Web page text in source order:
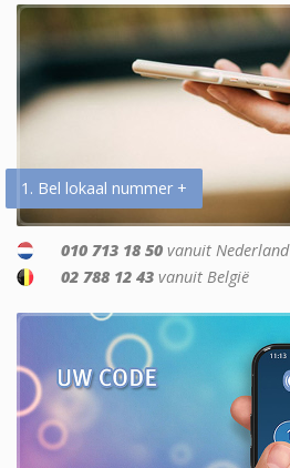
1. Bel lokaal nummer +
010 713 18 50 vanuit Nederland
02 788 12 43 vanuit België